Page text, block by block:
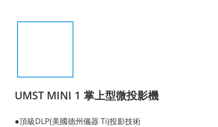
UMST MINI 1 掌上型微投影機
●頂級DLP(美國德州儀器 Ti)投影技術